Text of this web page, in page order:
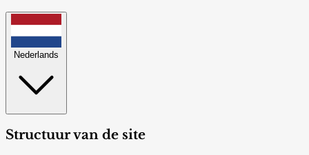
Nederlands
Structuur van de site